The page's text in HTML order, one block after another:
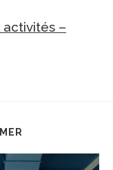
activités –